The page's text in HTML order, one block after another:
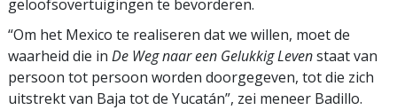
geloofsovertuigingen te bevorderen.
“Om het Mexico te realiseren dat we willen, moet de
waarheid die in De Weg naar een Gelukkig Levenstaat van
persoon tot persoon worden doorgegeven, tot die zich
uitstrekt van Baja tot de Yucatán”, zei meneer Badillo.